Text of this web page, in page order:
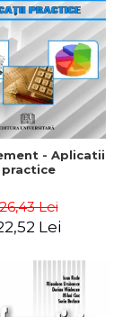
- Aplicatii
practice
Lei
Lei